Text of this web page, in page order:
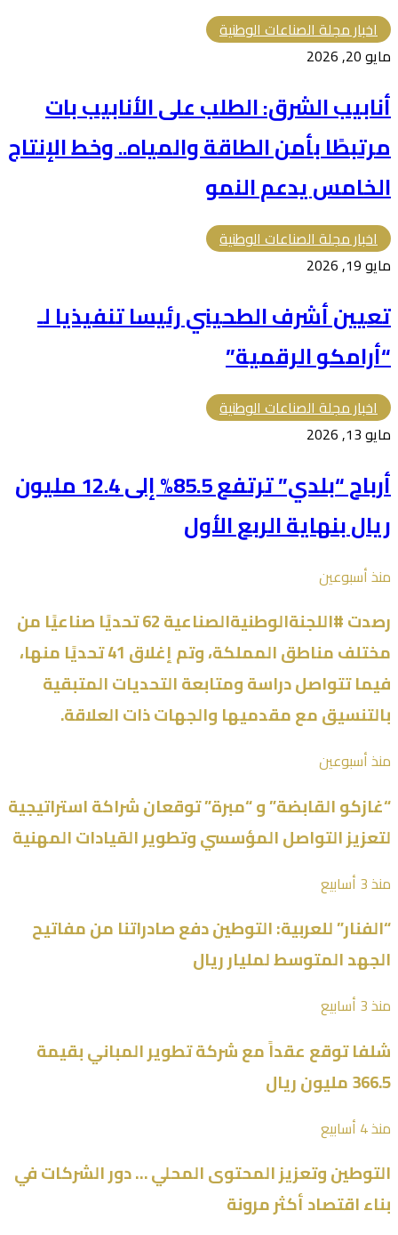
اخبار مجلة الصناعات الوطنية
مايو 20, 2026
أنابيب الشرق: الطلب على الأنابيب بات
مرتبطًا بأمن الطاقة والمياه.. وخط الإنتاج
الخامس يدعم النمو
اخبار مجلة الصناعات الوطنية
مايو 19, 2026
تعيين أشرف الطحيني رئيسا تنفيذيا لـ
“أرامكو الرقمية”
اخبار مجلة الصناعات الوطنية
مايو 13, 2026
أرباح “بلدي” ترتفع 85.5% إلى 12.4 مليون
ريال بنهاية الربع الأول
منذ أسبوعين
رصدت #اللجنةالوطنيةالصناعية 62 تحديًا صناعيًا من
مختلف مناطق المملكة، وتم إغلاق 41 تحديًا منها،
فيما تتواصل دراسة ومتابعة التحديات المتبقية
بالتنسيق مع مقدميها والجهات ذات العلاقة.
منذ أسبوعين
“غازكو القابضة” و “مبرة” توقعان شراكة استراتيجية
لتعزيز التواصل المؤسسي وتطوير القيادات المهنية
منذ 3 أسابيع
“الفنار” للعربية: التوطين دفع صادراتنا من مفاتيح
الجهد المتوسط لمليار ريال
منذ 3 أسابيع
شلفا توقع عقداً مع شركة تطوير المباني بقيمة
366.5 مليون ريال
منذ 4 أسابيع
التوطين وتعزيز المحتوى المحلي … دور الشركات في
بناء اقتصاد أكثر مرونة